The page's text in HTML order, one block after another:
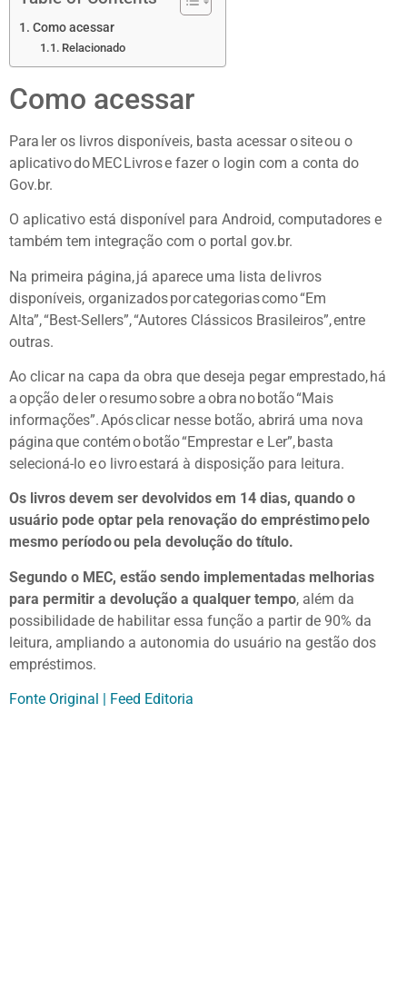
Como acessar
Relacionado
Como acessar
Para ler os livros disponíveis, basta acessar o site ou o
aplicativo do MEC Livros e fazer o login com a conta do
Gov.br.
O aplicativo está disponível para Android, computadores e
também tem integração com o portal gov.br.
Na primeira página, já aparece uma lista de livros
disponíveis, organizados por categorias como “Em
Alta”, “Best-Sellers”, “Autores Clássicos Brasileiros”, entre
outras.
Ao clicar na capa da obra que deseja pegar emprestado, há
a opção de ler o resumo sobre a obra no botão “Mais
informações”. Após clicar nesse botão, abrirá uma nova
página que contém o botão “Emprestar e Ler”, basta
selecioná-lo e o livro estará à disposição para leitura.
Os livros devem ser devolvidos em 14 dias, quando o
usuário pode optar pela renovação do empréstimo pelo
mesmo período ou pela devolução do título.
Segundo o MEC, estão sendo implementadas melhorias
para permitir a devolução a qualquer tempo, além da
possibilidade de habilitar essa função a partir de 90% da
leitura, ampliando a autonomia do usuário na gestão dos
empréstimos.
Fonte Original | Feed Editoria